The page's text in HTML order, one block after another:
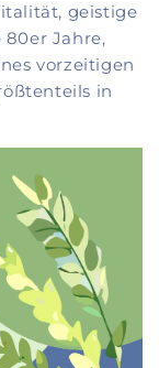
geistige
Jahre,
vorzeitigen
in